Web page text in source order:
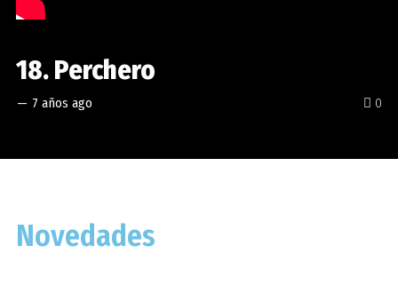
0
18. Perchero
— 7 años ago
Novedades